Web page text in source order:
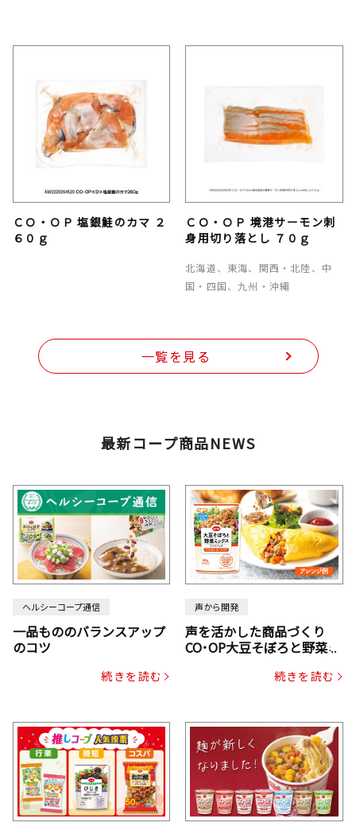
ＣＯ・ＯＰ 塩銀鮭のカマ ２
６０ｇ
ＣＯ・ＯＰ 境港サーモン刺
身用切り落とし ７０ｇ
北海道、東海、関西・北陸、中
国・四国、九州・沖縄
一覧を見る
最新コープ商品NEWS
ヘルシーコープ通信
一品もののバランスアップ
のコツ
続きを読む
声から開発
声を活かした商品づくり
CO･OP大豆そぼろと野菜ミ
じん・コーン入り）続きを読む